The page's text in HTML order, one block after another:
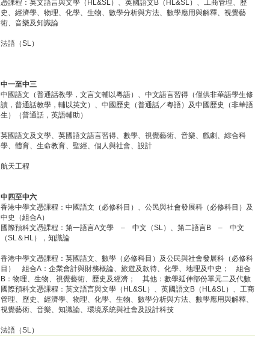
憑課程：英文語言與文學（HL&SL）、英國語文B（HL&SL）、工商管理、歷
史、經濟學、物理、化學、生物、數學分析與方法、數學應用與解釋、視覺藝
術、音樂及知識論
法語（SL）
中一至中三
中國語文（普通話教學，文言文輔以粵語）、中文語言習得（僅供非華語學生修
讀，普通話教學，輔以英文）、中國歷史（普通話／粵語）及中國歷史（非華語
生）（普通話，英語輔助）
英國語文及文學、英國語文語言習得、數學、視覺藝術、音樂、戲劇、綜合科
學、體育、生命教育、聖經、個人與社會、設計
航天工程
中四至中六
香港中學文憑課程：中國語文（必修科目）、公民與社會發展科（必修科目）及
中史（組合A）
國際預科文憑課程：第一語言A文學 – 中文（SL）、第二語言B – 中文
（SL＆HL），知識論
香港中學文憑課程：英國語文、數學（必修科目）及公民與社會發展科（必修科
目） 組合A：企業會計與財務概論、旅遊及款待、化學、地理及中史； 組合
B：物理、生物、視覺藝術、歷史及經濟； 其他：數學延伸部份單元二及代數
國際預科文憑課程：英文語言與文學（HL&SL）、英國語文B（HL&SL）、工商
管理、歷史、經濟學、物理、化學、生物、數學分析與方法、數學應用與解釋、
視覺藝術、音樂、知識論、環境系統與社會及設計科技
法語（SL）